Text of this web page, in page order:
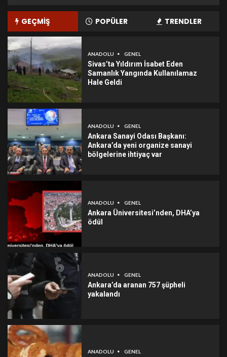
GEÇMİŞ POPÜLER TRENDLER
ANADOLU GENEL
Sivas’ta Yıldırım İsabet Eden
Samanlık Yangında Kullanılamaz
Hale Geldi
ANADOLU GENEL
Ankara Sanayi Odası Başkanı:
Ankara’da yeni organize sanayi
bölgelerine ihtiyaç var
ANADOLU GENEL
Ankara Üniversitesi’nden, DHA’ya
ödül
ANADOLU GENEL
Ankara’da aranan 757 şüpheli
yakalandı
ANADOLU GENEL